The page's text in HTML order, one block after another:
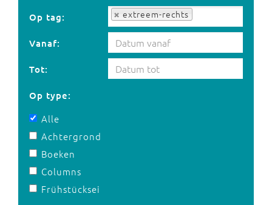
Op tag: extreem-rechts
Op tag:
Vanaf:
Tot:
Op type:
Alle
Achtergrond
Boeken
Columns
Frühstücksei